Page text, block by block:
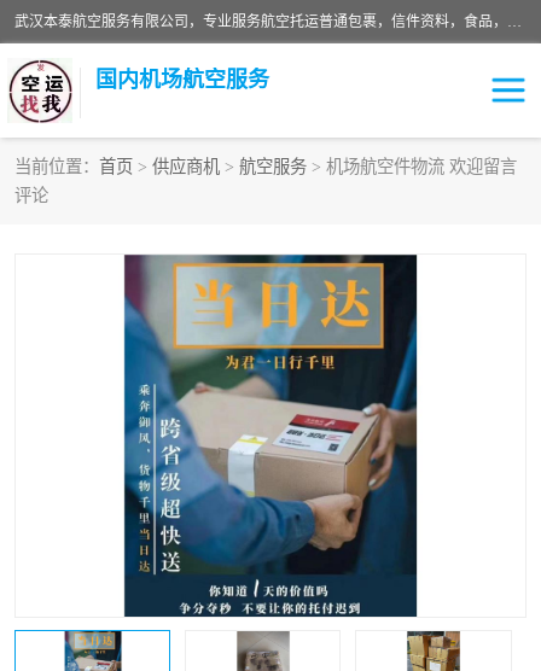
武汉本泰航空服务有限公司，专业服务航空托运普通包裹，信件资料，食品，服装，快消品等运输的专线空运，完善的网络服务确保为客户提供准确、*、安全的“门对门”服务，本着“诚信为本、精诚合作”的服务宗旨.“以安全运输为保障，以运价合理要求市场”的经营理念。武汉机场货运、武汉航空物流、武汉空运、武汉天河国际机场东方、南方、国际航空、机场空运业务覆盖国内二三线机场城市，如：武汉-敦煌、武汉-柳州等
国内机场航空服务
当前位置： 首页 > 供应商机 > 航空服务 > 机场航空件物流 欢迎留言
评论
航空服务